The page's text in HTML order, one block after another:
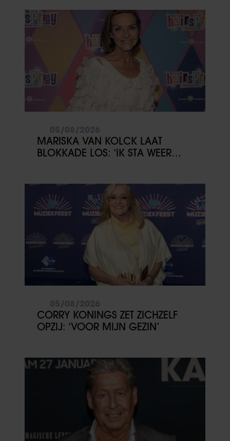
MARISKA VAN KOLCK LAAT
BLOKKADE LOS: ‘IK STA WEER
CORRY KONINGS ZET ZICHZELF
OPZIJ: ‘VOOR MIJN GEZIN’